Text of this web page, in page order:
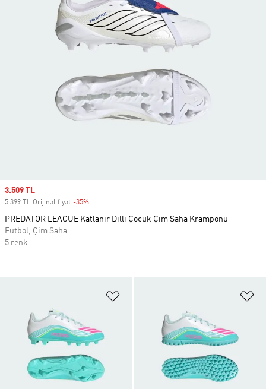
Sale price
3.509 TL
5.399 TL Orijinal fiyat -35%
PREDATOR LEAGUE Katlanır Dilli Çocuk Çim Saha Kramponu
Futbol, Çim Saha
5 renk